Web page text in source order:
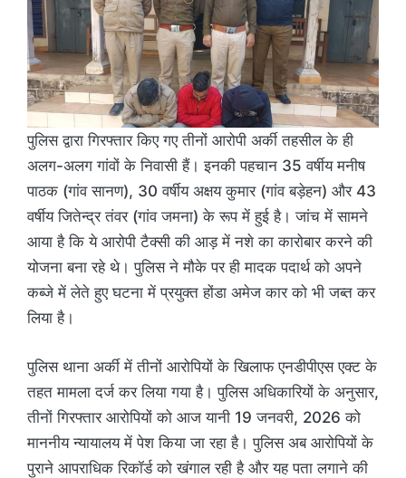
पुलिस द्वारा गिरफ्तार किए गए तीनों आरोपी अर्की तहसील के ही
अलग-अलग गांवों के निवासी हैं। इनकी पहचान 35 वर्षीय मनीष
पाठक (गांव सानण), 30 वर्षीय अक्षय कुमार (गांव बड़ेहन) और 43
वर्षीय जितेन्द्र तंवर (गांव जमना) के रूप में हुई है। जांच में सामने
आया है कि ये आरोपी टैक्सी की आड़ में नशे का कारोबार करने की
योजना बना रहे थे। पुलिस ने मौके पर ही मादक पदार्थ को अपने
कब्जे में लेते हुए घटना में प्रयुक्त होंडा अमेज कार को भी जब्त कर
लिया है।
पुलिस थाना अर्की में तीनों आरोपियों के खिलाफ एनडीपीएस एक्ट के
तहत मामला दर्ज कर लिया गया है। पुलिस अधिकारियों के अनुसार,
तीनों गिरफ्तार आरोपियों को आज यानी 19 जनवरी, 2026 को
माननीय न्यायालय में पेश किया जा रहा है। पुलिस अब आरोपियों के
पुराने आपराधिक रिकॉर्ड को खंगाल रही है और यह पता लगाने की